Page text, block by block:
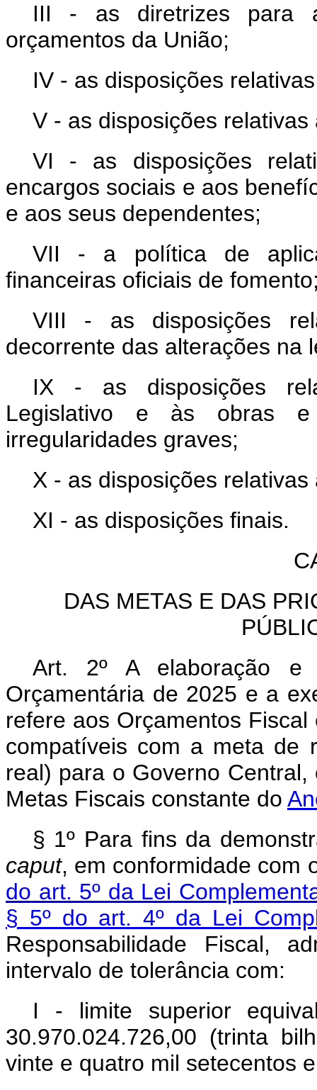
III - as diretrizes para
orçamentos da União;
IV - as disposições
V - as disposições
VI - as disposições
encargos sociais e aos
e aos seus dependentes;
VII - a política de
financeiras oficiais de
VIII - as disposições
decorrente das alterações na
IX - as disposições
Legislativo e às obras
irregularidades graves;
X - as disposições
XI - as disposições finais.
DAS METAS E DAS
Art. 2º A elaboração
Orçamentária de 2025 e a
refere aos Orçamentos
compatíveis com a meta de
real) para o Governo
Metas Fiscais constante do
§ 1º Para fins da
caput, em conformidade com
do art. 5º da Lei
§ 5º do art. 4º da Lei
Responsabilidade Fiscal,
intervalo de tolerância com:
I - limite superior
30.970.024.726,00 (trinta
vinte e quatro mil setecentos